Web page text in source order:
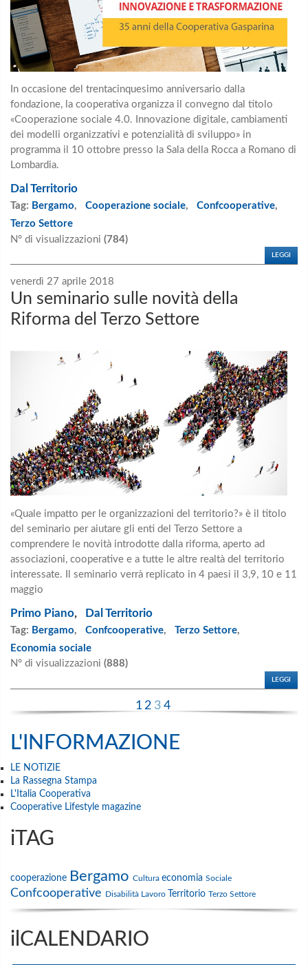
In occasione del trentacinquesimo anniversario dalla
fondazione, la cooperativa organizza il convegno dal titolo
«Cooperazione sociale 4.0. Innovazione digitale, cambiamenti
dei modelli organizzativi e potenzialità di sviluppo» in
programma il 10 ottobre presso la Sala della Rocca a Romano di
Lombardia.
Dal Territorio
Tag: Bergamo, Cooperazione sociale, Confcooperative,
Terzo Settore
N° di visualizzazioni (784)
LEGGI
venerdì 27 aprile 2018
Un seminario sulle novità della
Riforma del Terzo Settore
«Quale impatto per le organizzazioni del territorio?» è il titolo
del seminario per aiutare gli enti del Terzo Settore a
comprendere le novità introdotte dalla riforma, aperto ad
associazioni, cooperative e a tutte le altre realtà del territorio
interessate. Il seminario verrà replicato in 4 paesi il 3,9, 10 e 11
maggio
Primo Piano, Dal Territorio
Tag: Bergamo, Confcooperative, Terzo Settore,
Economia sociale
N° di visualizzazioni (888)
LEGGI
1 2 3 4
L'INFORMAZIONE
LE NOTIZIE
La Rassegna Stampa
L'Italia Cooperativa
Cooperative Lifestyle magazine
iTAG
cooperazione Bergamo Cultura economia Sociale
Confcooperative Disabilità Lavoro Territorio Terzo Settore
ilCALENDARIO